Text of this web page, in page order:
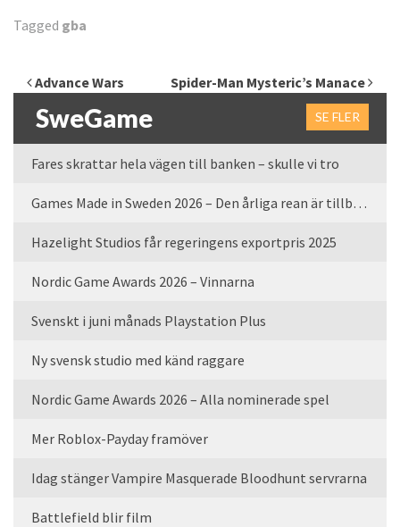
Tagged gba
Inläggsnavigering
Advance Wars Spider-Man Mysteric’s Manace
SweGame SE FLER
Fares skrattar hela vägen till banken – skulle vi tro
Games Made in Sweden 2026 – Den årliga rean är tillbaka
Hazelight Studios får regeringens exportpris 2025
Nordic Game Awards 2026 – Vinnarna
Svenskt i juni månads Playstation Plus
Ny svensk studio med känd raggare
Nordic Game Awards 2026 – Alla nominerade spel
Mer Roblox-Payday framöver
Idag stänger Vampire Masquerade Bloodhunt servrarna
Battlefield blir film